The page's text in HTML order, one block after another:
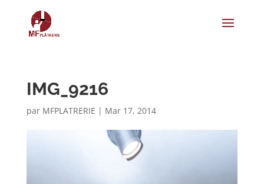
IMG_9216
par MFPLATRERIE | Mar 17, 2014